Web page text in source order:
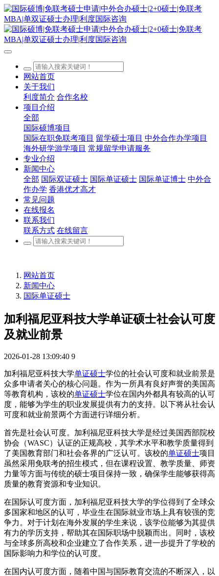
网站首页
关于我们
利度简介 合作名校
项目介绍
全部
国际硕博项目
国际在职免联考项目 留学硕士项目 中外合作办学项目
海外研学游学项目 常规留学申请服务
专业介绍
新闻中心
全部 国际双证硕士 国际单证硕士 国际单证博士 中外合
作办学 香港优才高才
常见问题
在线报名
联系我们
联系方式 在线留言
网站首页
新闻中心
国际单证硕士
加利福尼亚科技大学单证硕士社会认可度
及就业前景
2026-01-28 13:09:40 9
加利福尼亚科技大学单证硕士学位的社会认可度和就业前景是
众多申请者关心的核心问题。作为一所具有良好声誉的美国高
等教育机构，该校的单证硕士学位在国内外都具有较高的认可
度，能够为学生的职业发展提供有力的支持。以下将从社会认
可度和就业前景两个方面进行详细分析。
首先是社会认可度。加利福尼亚科技大学是经过美国西部院校
协会（WASC）认证的正规高校，其学术水平和教学质量得到
了美国教育部门和社会各界的广泛认可。该校的单证硕士项目
虽然采用免联考的招生模式，但在课程设置、教学质量、师资
力量等方面与传统的硕士项目保持一致，确保学生能够获得高
质量的教育资源和专业知识。
在国际认可度方面，加利福尼亚科技大学的学位得到了全球众
多国家和地区的认可，毕业生在国际就业市场上具有较强的竞
争力。对于计划在海外发展的学生来说，该学位能够为其提供
有力的学历支持，帮助其在国际职场中脱颖而出。同时，该校
与全球多所高校和企业建立了合作关系，进一步提升了学校的
国际影响力和学位的认可度。
在国内认可度方面，随着中国与国际教育交流的不断深入，以